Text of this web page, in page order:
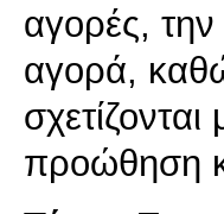
αγορές,
αγορά,
προώθηση